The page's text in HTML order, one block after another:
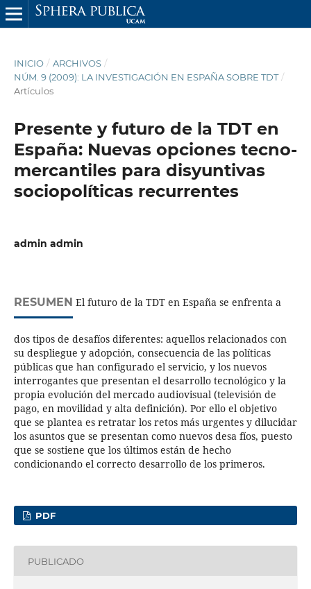
INICIO / ARCHIVOS /
NÚM. 9 (2009): LA INVESTIGACIÓN EN ESPAÑA SOBRE TDT /
Artículos
Presente y futuro de la TDT en
España: Nuevas opciones tecno-
mercantiles para disyuntivas
sociopolíticas recurrentes
admin admin
RESUMEN El futuro de la TDT en España se enfrenta a
dos tipos de desafíos diferentes: aquellos relacionados con
su despliegue y adopción, consecuencia de las políticas
públicas que han configurado el servicio, y los nuevos
interrogantes que presentan el desarrollo tecnológico y la
propia evolución del mercado audiovisual (televisión de
pago, en movilidad y alta definición). Por ello el objetivo
que se plantea es retratar los retos más urgentes y dilucidar
los asuntos que se presentan como nuevos desa fíos, puesto
que se sostiene que los últimos están de hecho
condicionando el correcto desarrollo de los primeros.
PDF
PUBLICADO